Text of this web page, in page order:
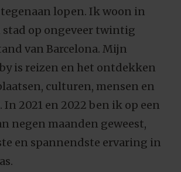
tegenaan lopen. Ik woon in
stad op ongeveer twintig
van Barcelona. Mijn
is reizen en het ontdekken
culturen, mensen en
2021 en 2022 ben ik op een
negen maanden geweest,
en spannendste ervaring in